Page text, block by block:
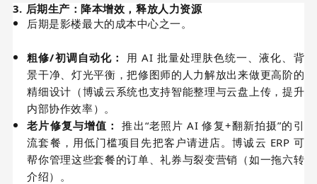
3. 后期生产：降本增效，释放人力资源
后期是影楼最大的成本中心之一。
粗修/初调自动化：
用 AI 批量处理肤色统一、液化、背
景干净、灯光平衡，把修图师的人力解放出来做更高阶的
精细设计（博诚云系统也支持智能整理与云盘上传，提升
内部协作效率）。
老片修复与增值： 推出“老照片 AI 修复+翻新拍摄”的引
流套餐，用低门槛项目先把客户请进店。博诚云 ERP 可
帮你管理这些套餐的订单、礼券与裂变营销（如一拖六转
介绍）。